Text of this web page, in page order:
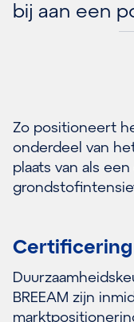
bij aan een
Zo positioneert
onderdeel van
plaats van als
BREEAM zijn